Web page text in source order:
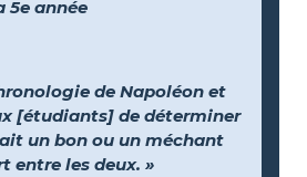
5e année
de Napoléon et
[étudiants] de déterminer
un bon ou un méchant
entre les deux. »